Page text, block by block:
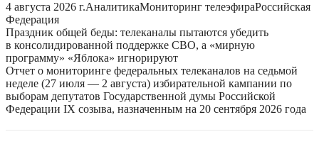
4 августа 2026 г.АналитикаМониторинг телеэфираРоссийская
Федерация
Праздник общей беды: телеканалы пытаются убедить
в консолидированной поддержке СВО, а «мирную
программу» «Яблока» игнорируют
Отчет о мониторинге федеральных телеканалов на седьмой
неделе (27 июля — 2 августа) избирательной кампании по
выборам депутатов Государственной думы Российской
Федерации IX созыва, назначенным на 20 сентября 2026 года